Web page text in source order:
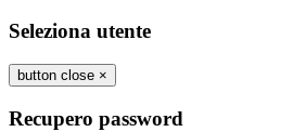
Seleziona utente
button close ×
Recupero password